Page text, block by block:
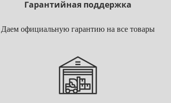
Гарантийная поддержка
Даем официальную гарантию на все товары